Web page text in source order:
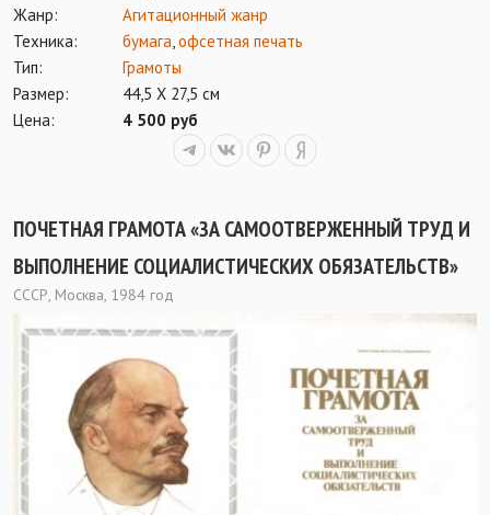
Жанр:
Агитационный жанр
Техника:
бумага,офсетная печать
Тип:
Грамоты
Размер:
44,5 Х 27,5 см
Цена:
4 500 руб
ПОЧЕТНАЯ ГРАМОТА «ЗА САМООТВЕРЖЕННЫЙ ТРУД И
ВЫПОЛНЕНИЕ СОЦИАЛИСТИЧЕСКИХ ОБЯЗАТЕЛЬСТВ»
СССР, Москва, 1984 год